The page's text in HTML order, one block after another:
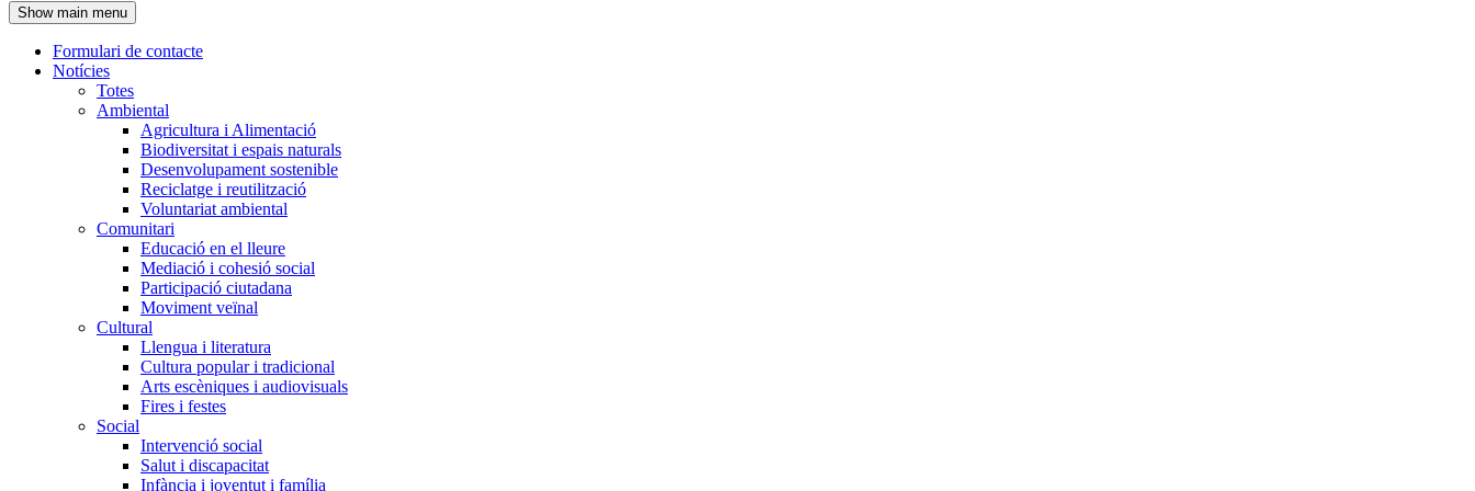
l'encapçalament
Show main menu
Navegació
principal
Formulari de contacte
Notícies
Totes
Ambiental
Agricultura i Alimentació
Biodiversitat i espais naturals
Desenvolupament sostenible
Reciclatge i reutilització
Voluntariat ambiental
Comunitari
Educació en el lleure
Mediació i cohesió social
Participació ciutadana
Moviment veïnal
Cultural
Llengua i literatura
Cultura popular i tradicional
Arts escèniques i audiovisuals
Fires i festes
Social
Intervenció social
Salut i discapacitat
Infància i joventut i família